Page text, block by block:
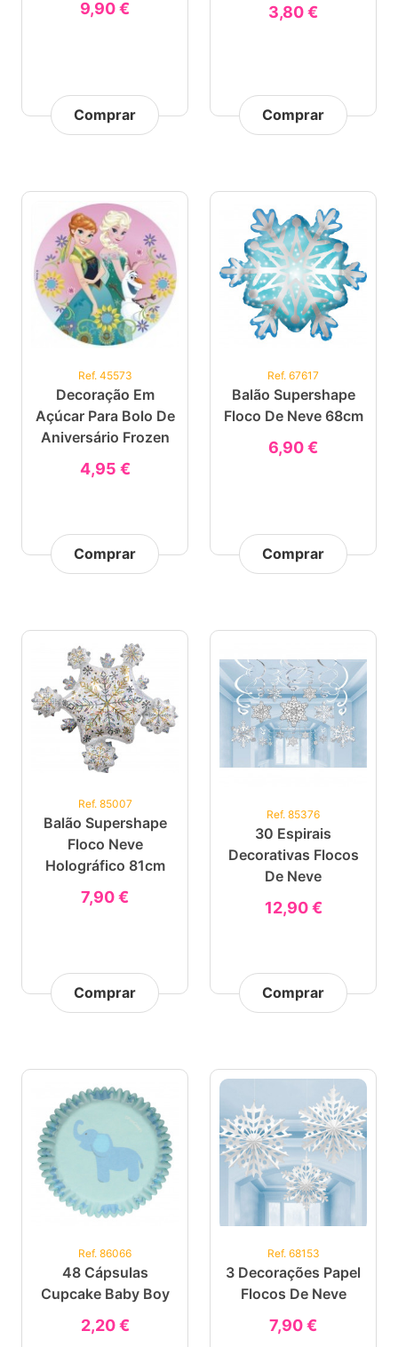
9,90 €
Comprar
3,80 €
Comprar
Ref. 45573
Decoração Em
Açúcar Para Bolo De
Aniversário Frozen
4,95 €
Comprar
Ref. 67617
Balão Supershape
Floco De Neve 68cm
6,90 €
Comprar
Ref. 85007
Balão Supershape
Floco Neve
Holográfico 81cm
7,90 €
Comprar
Ref. 85376
30 Espirais
Decorativas Flocos
De Neve
12,90 €
Comprar
Ref. 86066
48 Cápsulas
Cupcake Baby Boy
2,20 €
Ref. 68153
3 Decorações Papel
Flocos De Neve
7,90 €